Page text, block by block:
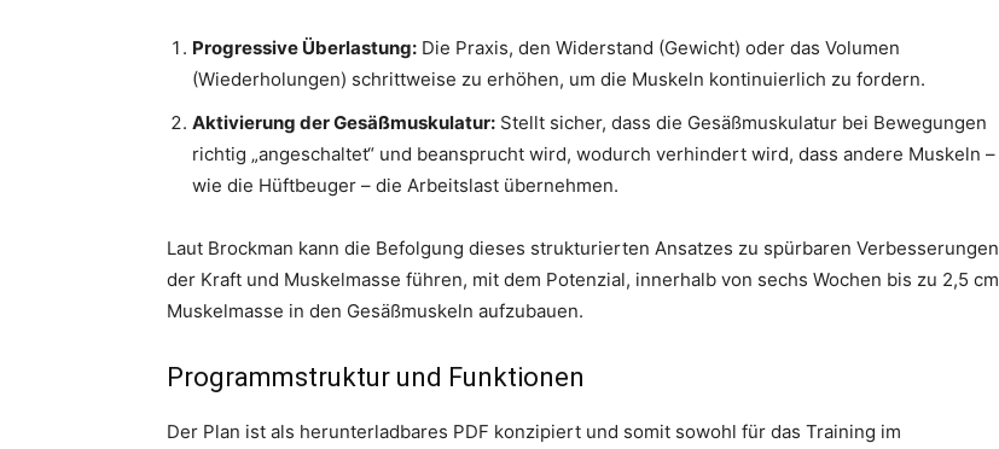
Progressive Überlastung: Die Praxis, den Widerstand (Gewicht) oder das Volumen
(Wiederholungen) schrittweise zu erhöhen, um die Muskeln kontinuierlich zu fordern.
Aktivierung der Gesäßmuskulatur: Stellt sicher, dass die Gesäßmuskulatur bei Bewegungen
richtig „angeschaltet“ und beansprucht wird, wodurch verhindert wird, dass andere Muskeln –
wie die Hüftbeuger – die Arbeitslast übernehmen.
Laut Brockman kann die Befolgung dieses strukturierten Ansatzes zu spürbaren Verbesserungen
der Kraft und Muskelmasse führen, mit dem Potenzial, innerhalb von sechs Wochen bis zu 2,5 cm
Muskelmasse in den Gesäßmuskeln aufzubauen.
Programmstruktur und Funktionen
Der Plan ist als herunterladbares PDF konzipiert und somit sowohl für das Training im